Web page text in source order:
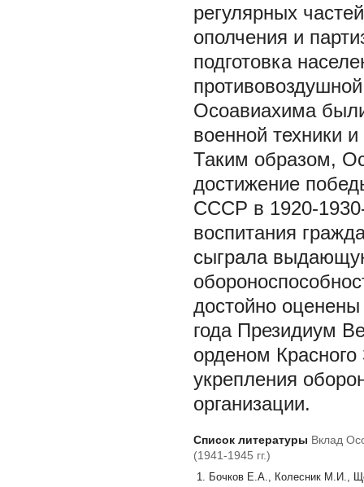
регулярных
ополчения и
подготовка
Осоавиахима
военной техники
Таким образом,
достижение
СССР в 1920-
воспитания
сыграла
достойно
года Президиум
орденом
укрепления
организации.
Список литературы Вклад
(1941-1945 гг.)
Бочков Е.А., Колесник М.И.,